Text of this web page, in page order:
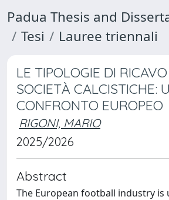
Padua Thesis and
Tesi
Lauree triennali
LE TIPOLOGIE DI
SOCIETÀ CALCISTICHE:
CONFRONTO EUROPEO
RIGONI, MARIO
2025/2026
Abstract
The European football industry is